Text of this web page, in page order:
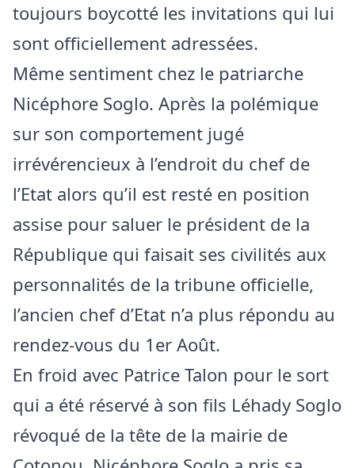
toujours boycotté les invitations qui lui
sont officiellement adressées.
Même sentiment chez le patriarche
Nicéphore Soglo. Après la polémique
sur son comportement jugé
irrévérencieux à l’endroit du chef de
l’Etat alors qu’il est resté en position
assise pour saluer le président de la
République qui faisait ses civilités aux
personnalités de la tribune officielle,
l’ancien chef d’Etat n’a plus répondu au
rendez-vous du 1er Août.
En froid avec Patrice Talon pour le sort
qui a été réservé à son fils Léhady Soglo
révoqué de la tête de la mairie de